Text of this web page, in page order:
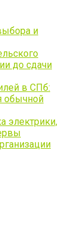
и
до сдачи
в СПб:
обычной
электрики,